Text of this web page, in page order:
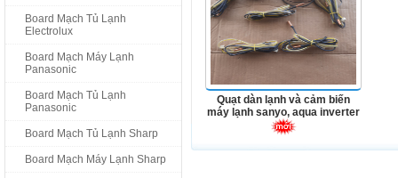
Board Mạch Tủ Lạnh
Electrolux
Board Mạch Máy Lạnh
Panasonic
Board Mạch Tủ Lạnh
Panasonic
Board Mạch Tủ Lạnh Sharp
Board Mạch Máy Lạnh Sharp
Quạt dàn lạnh và cảm biến
máy lạnh sanyo, aqua inverter